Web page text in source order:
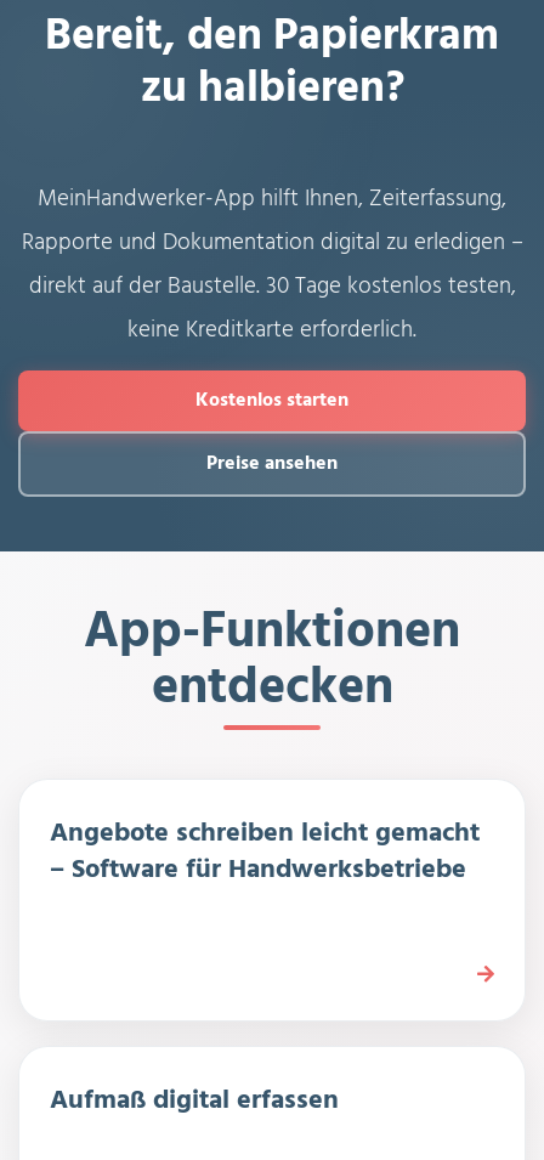
Bereit, den Papierkram
zu halbieren?
MeinHandwerker-App hilft Ihnen, Zeiterfassung,
Rapporte und Dokumentation digital zu erledigen –
direkt auf der Baustelle. 30 Tage kostenlos testen,
keine Kreditkarte erforderlich.
Kostenlos starten
Preise ansehen
App-Funktionen
entdecken
Angebote schreiben leicht gemacht
– Software für Handwerksbetriebe
Aufmaß digital erfassen